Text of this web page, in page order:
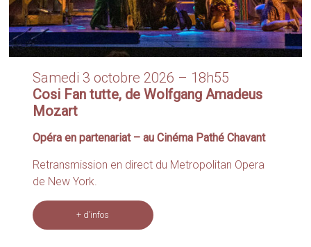
Samedi 3 octobre 2026 – 18h55
Cosi Fan tutte, de Wolfgang Amadeus
Mozart
Opéra en partenariat – au Cinéma Pathé Chavant
Retransmission en direct du Metropolitan Opera
de New York.
+ d’infos